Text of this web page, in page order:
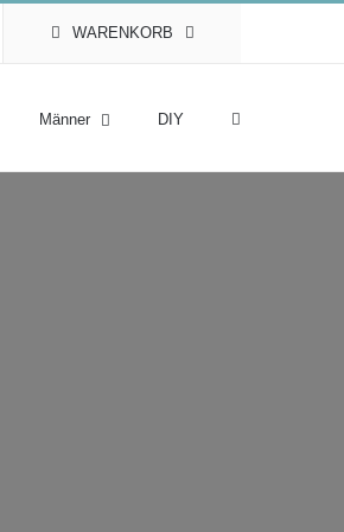
WARENKORB
Männer DIY